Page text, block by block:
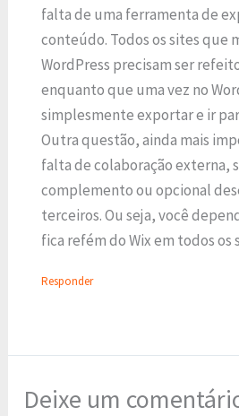
falta de uma ferramenta de
conteúdo. Todos os sites que
WordPress precisam ser
enquanto que uma vez no
simplesmente exportar e ir
Outra questão, ainda mais
falta de colaboração externa,
complemento ou opcional
terceiros. Ou seja, você
fica refém do Wix em todos os
Responder
Deixe um